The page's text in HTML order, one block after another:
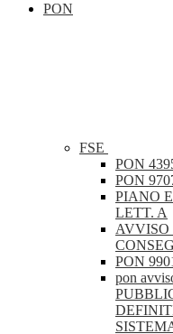
PON
FSE
PON
PON
PIANO
LETT. A
AVVISO
PON
pon